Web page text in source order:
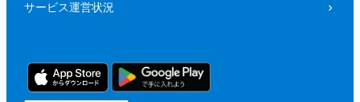
サービス運営状況